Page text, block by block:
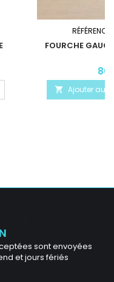
RÉFÉRENCE:
FOURCHE
 Ajouter au
sont envoyées
et jours fériés